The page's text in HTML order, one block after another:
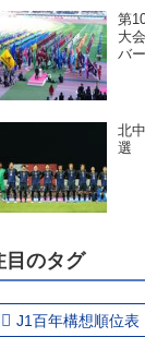
第
大
バ
北
選
目のタグ
J1百年構想順位表